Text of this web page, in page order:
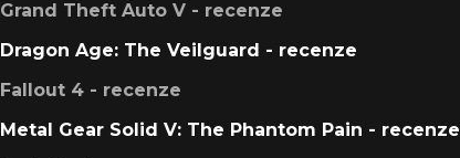
Grand Theft Auto V - recenze
Dragon Age: The Veilguard - recenze
Fallout 4 - recenze
Metal Gear Solid V: The Phantom Pain - recenze